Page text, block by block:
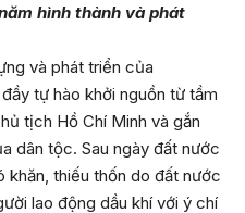
hình thành và phát
và phát triển của
tự hào khởi nguồn từ tầm
tịch Hồ Chí Minh và gắn
dân tộc. Sau ngày đất nước
khăn, thiếu thốn do đất nước
lao động dầu khí với ý chí